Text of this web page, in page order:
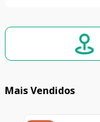
Mais Vendidos